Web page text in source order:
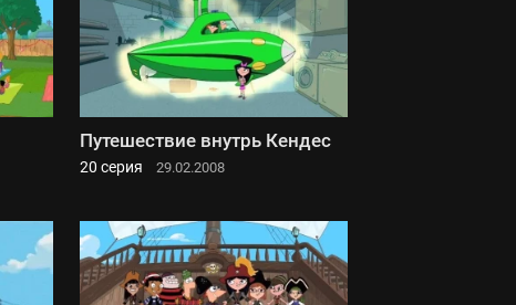
Путешествие внутрь Кендес
20 серия 29.02.2008